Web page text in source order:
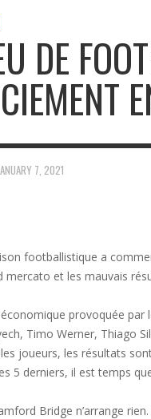
DE
7, 2021
footballistique a
mercato et les mauvais
provoquée par
Timo Werner, Thiago
joueurs, les résultats
5 derniers, il est temps
Bridge n’arrange